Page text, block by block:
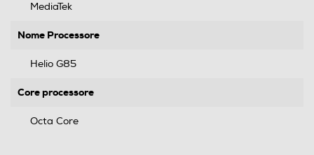
MediaTek
Nome Processore
Helio G85
Core processore
Octa Core